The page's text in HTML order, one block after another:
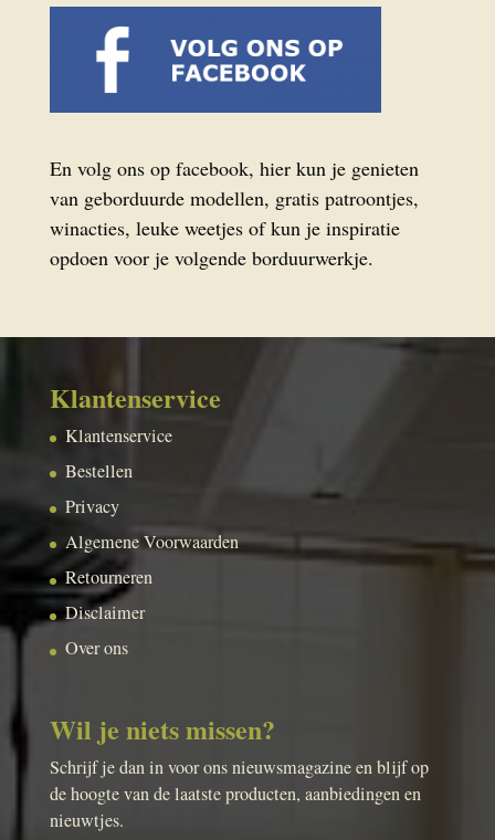
En volg ons op facebook, hier kun je genieten
van geborduurde modellen, gratis patroontjes,
winacties, leuke weetjes of kun je inspiratie
opdoen voor je volgende borduurwerkje.
Klantenservice
Klantenservice
Bestellen
Privacy
Algemene Voorwaarden
Retourneren
Disclaimer
Over ons
Wil je niets missen?
Schrijf je dan in voor ons nieuwsmagazine en blijf op
de hoogte van de laatste producten, aanbiedingen en
nieuwtjes.